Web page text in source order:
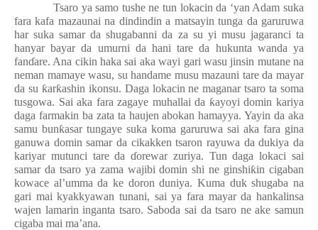
Tsaro ya samo tushe ne tun lokacin da ‘yan Adam suka
fara kafa mazaunai na dindindin a matsayin tunga da garuruwa
har suka samar da shugabanni da za su yi musu jagaranci ta
hanyar bayar da umurni da hani tare da hukunta wanda ya
fanɗare. Ana cikin haka sai aka wayi gari wasu jinsin mutane na
neman mamaye wasu, su handame musu mazauni tare da mayar
da su ƙarƙashin ikonsu. Daga lokacin ne maganar tsaro ta soma
tusgowa. Sai aka fara zagaye muhallai da ƙayoyi domin kariya
daga farmakin ba zata ta haujen abokan hamayya. Yayin da aka
samu bunƙasar tungaye suka koma garuruwa sai aka fara gina
ganuwa domin samar da cikakken tsaron rayuwa da dukiya da
kariyar mutunci tare daɗorewar zuriya. Tun daga lokaci sai
samar da tsaro ya zama wajibi domin shi ne ginshiƙin cigaban
kowace al’umma da ke doron duniya. Kuma duk shugaba na
gari mai kyakkyawan tunani, sai ya fara mayar da hankalinsa
wajen lamarin inganta tsaro. Saboda sai da tsaro ne ake samun
cigaba mai ma’ana.